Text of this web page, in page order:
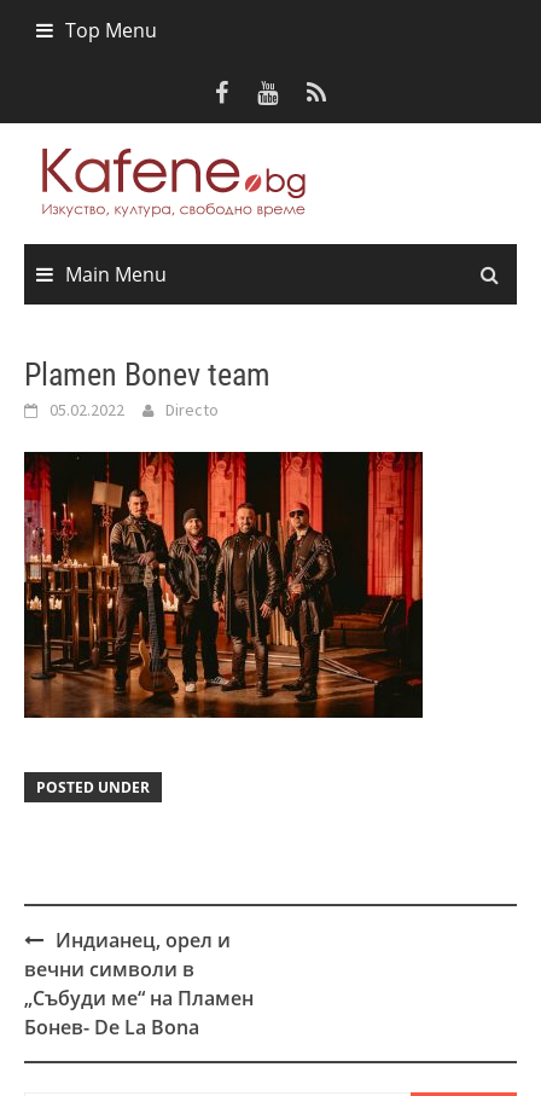
Top Menu
Main Menu
Plamen Bonev team
05.02.2022 Directo
POSTED UNDER
Post
navigation
Индианец, орел и
вечни символи в
„Събуди ме“ на Пламен
Бонев- De La Bona